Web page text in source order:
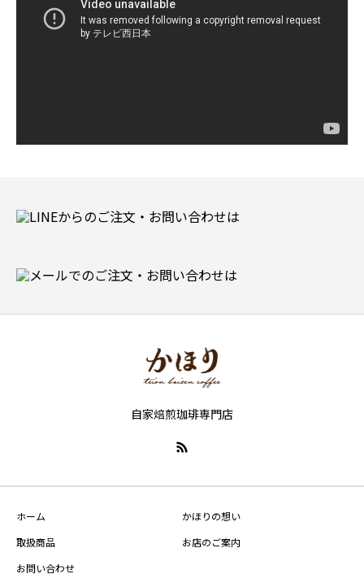
自家焙煎珈琲専門店
ホーム
かほりの想い
取扱商品
お店のご案内
お問い合わせ